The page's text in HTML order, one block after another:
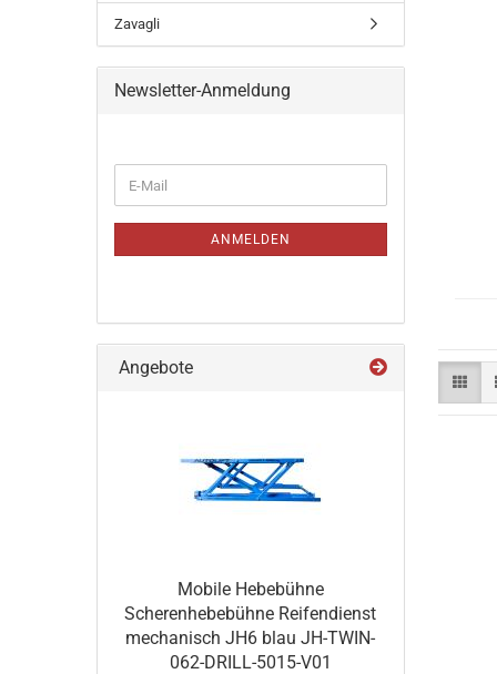
Zavagli
Newsletter-Anmeldung
ZUR
E-
Mail
ANMELDEN
Angebote
Mobile Hebebühne
Scherenhebebühne Reifendienst
mechanisch JH6 blau JH-TWIN-
062-DRILL-5015-V01